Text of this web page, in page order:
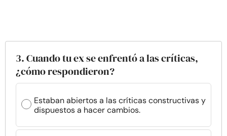
3. Cuando tu ex se enfrentó a las críticas,
¿cómo respondieron?
Estaban abiertos a las críticas constructivas y
dispuestos a hacer cambios.